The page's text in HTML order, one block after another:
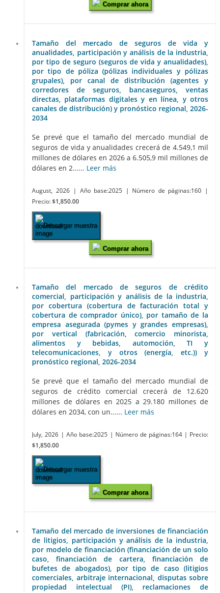
Comprar ahora
Tamaño del mercado de seguros de vida y
anualidades, participación y análisis de la industria,
por tipo de seguro (seguros de vida y anualidades),
por tipo de póliza (pólizas individuales y pólizas
grupales), por canal de distribución (agentes y
corredores de seguros, bancaseguros, ventas
directas, plataformas digitales y en línea, y otros
canales de distribución) y pronóstico regional, 2026-
2034
Se prevé que el tamaño del mercado mundial de
seguros de vida y anualidades crecerá de 4.549,1 mil
millones de dólares en 2026 a 6.505,9 mil millones de
dólares en 2...... Leer más
August, 2026 | Año base:2025 | Número de páginas:160
|
Precio: $1,850.00
Descargar muestra
Comprar ahora
Tamaño del mercado de seguros de crédito
comercial, participación y análisis de la industria,
por cobertura (cobertura de facturación total y
cobertura de comprador único), por tamaño de la
empresa asegurada (pymes y grandes empresas),
por vertical (fabricación, comercio minorista,
alimentos y bebidas, automoción, TI y
telecomunicaciones, y otros (energía, etc.)) y
pronóstico regional, 2026-2034
Se prevé que el tamaño del mercado mundial de
seguros de crédito comercial crecerá de 12.620
millones de dólares en 2025 a 29.180 millones de
dólares en 2034, con un...... Leer más
July, 2026 | Año base:2025 | Número de páginas:164 | Precio:
$1,850.00
Descargar muestra
Comprar ahora
Tamaño del mercado de inversiones de financiación
de litigios, participación y análisis de la industria,
por modelo de financiación (financiación de un solo
caso, financiación de cartera, financiación de
bufetes de abogados), por tipo de caso (litigios
comerciales, arbitraje internacional, disputas sobre
propiedad intelectual (PI), reclamaciones de